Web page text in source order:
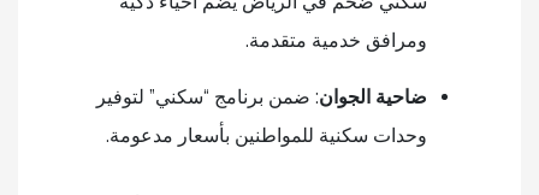
ومرافق خدمية متقدمة.
ضاحية الجوان: ضمن برنامج “سكني” لتوفير
وحدات سكنية للمواطنين بأسعار مدعومة.